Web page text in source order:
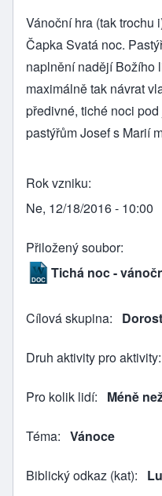
Vánoční hra (tak trochu
Čapka Svatá noc.
naplnění nadějí Božího
maximálně tak návrat
předivné, tiché noci
pastýřům Josef s Marií
Rok vzniku
Ne, 12/18/2016 - 10:00
Přiložený soubor
Tichá noc -
Cílová skupina Dorost
Druh aktivity pro aktivity
Pro kolik lidí Méně
Téma Vánoce
Biblický odkaz (kat)